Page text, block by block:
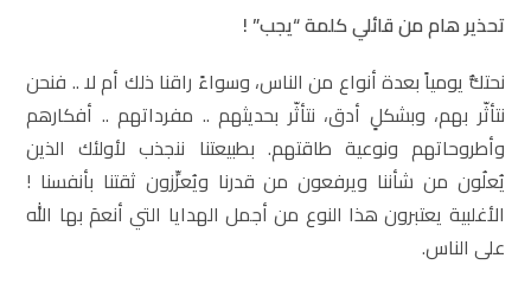
تحذير هام من قائلي كلمة “يجب” !
نحتكُّ يومياً بعدة أنواع من الناس، وسواءً راقنا ذلك أم لا .. فنحن
نتأثّر بهم، وبشكلٍ أدق، نتأثّر بحديثهم .. مفرداتهم .. أفكارهم
وأطروحاتهم ونوعية طاقتهم. بطبيعتنا ننجذب لأولئك الذين
يُعلُون من شأننا ويرفعون من قدرنا ويُعزِّزون ثقتنا بأنفسنا !
الأغلبية يعتبرون هذا النوع من أجمل الهدايا التي أنعمَ بها الله
على الناس.